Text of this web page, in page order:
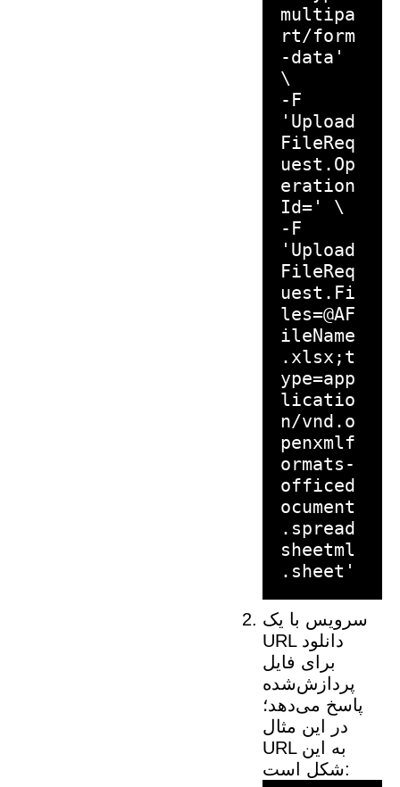
multipa
rt/form
-data'
\
-F
'Upload
FileReq
uest.Op
eration
Id=' \
-F
'Upload
FileReq
uest.Fi
les=@AF
ileName
.xlsx;t
ype=app
licatio
n/vnd.o
penxmlf
ormats-
officed
ocument
.spread
sheetml
سرویس با یک
URL دانلود
برای فایل
پردازش‌شده
پاسخ می‌دهد؛
در این مثال
URL به این
شکل است: